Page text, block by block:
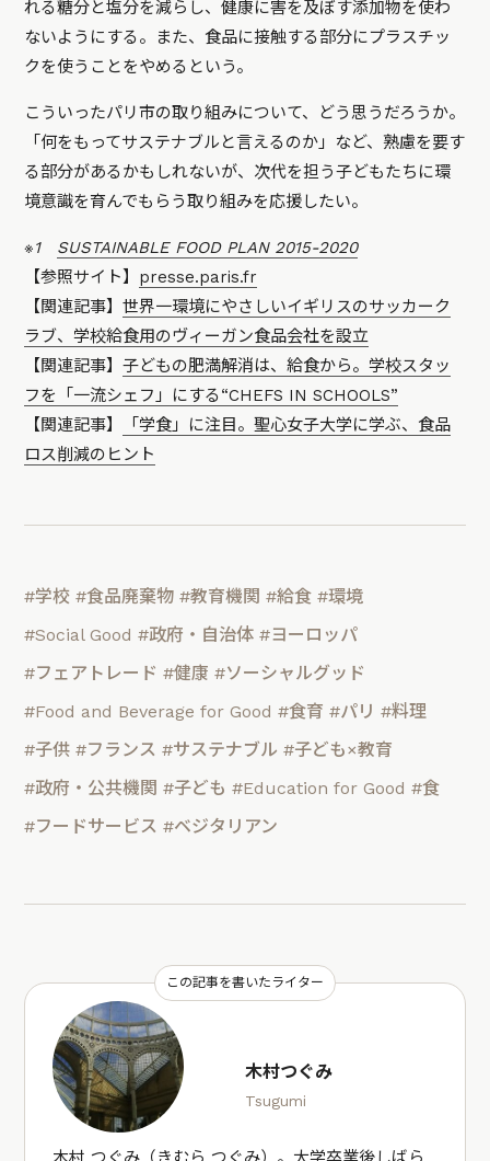
れる糖分と塩分を減らし、健康に害を及ぼす添加物を使わ
ないようにする。また、食品に接触する部分にプラスチッ
クを使うことをやめるという。
こういったパリ市の取り組みについて、どう思うだろうか。
「何をもってサステナブルと言えるのか」など、熟慮を要す
る部分があるかもしれないが、次代を担う子どもたちに環
境意識を育んでもらう取り組みを応援したい。
※1 SUSTAINABLE FOOD PLAN 2015-2020
【参照サイト】 presse.paris.fr
【関連記事】世界一環境にやさしいイギリスのサッカーク
ラブ、学校給食用のヴィーガン食品会社を設立
【関連記事】子どもの肥満解消は、給食から。学校スタッ
フを「一流シェフ」にする“CHEFS IN SCHOOLS”
【関連記事】
「学食」に注目。聖心女子大学に学ぶ、食品
ロス削減のヒント
#学校 #食品廃棄物 #教育機関 #給食 #環境
#Social Good #政府・自治体 #ヨーロッパ
#フェアトレード #健康 #ソーシャルグッド
#Food and Beverage for Good #食育 #パリ #料理
#子供 #フランス #サステナブル #子ども×教育
#政府・公共機関 #子ども #Education for Good #食
#フードサービス #ベジタリアン
この記事を書いたライター
木村つぐみ
Tsugumi